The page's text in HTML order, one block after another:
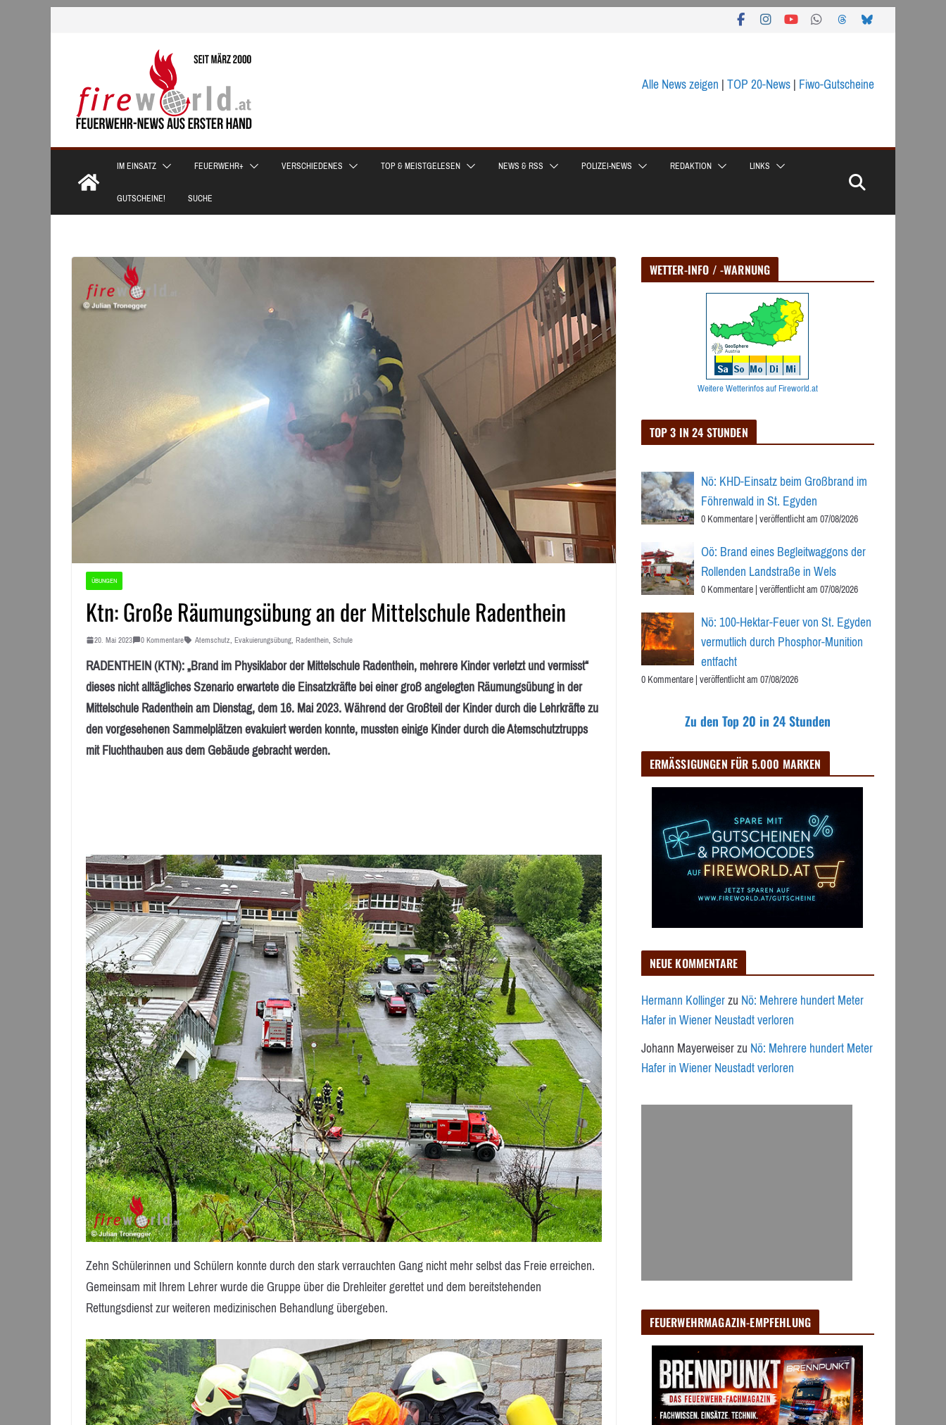
Alle News zeigen|TOP 20-News|Fiwo-Gutscheine
IM EINSATZ FEUERWEHR+ VERSCHIEDENES TOP & MEISTGELESEN NEWS & RSS POLIZEI-NEWS REDAKTION LINKS
GUTSCHEINE! SUCHE
ÜBUNGEN
Ktn: Große Räumungsübung an der Mittelschule Radenthein
20. Mai 2023 0 Kommentare Atemschutz, Evakuierungsübung, Radenthein, Schule
RADENTHEIN (KTN): „Brand im Physiklabor der Mittelschule Radenthein, mehrere Kinder verletzt und vermisst“
dieses nicht alltägliches Szenario erwartete die Einsatzkräfte bei einer groß angelegten Räumungsübung in der
Mittelschule Radenthein am Dienstag, dem 16. Mai 2023. Während der Großteil der Kinder durch die Lehrkräfte zu
den vorgesehenen Sammelplätzen evakuiert werden konnte, mussten einige Kinder durch die Atemschutztrupps
mit Fluchthauben aus dem Gebäude gebracht werden.
Zehn Schülerinnen und Schülern konnte durch den stark verrauchten Gang nicht mehr selbst das Freie erreichen.
Gemeinsam mit Ihrem Lehrer wurde die Gruppe über die Drehleiter gerettet und dem bereitstehenden
Rettungsdienst zur weiteren medizinischen Behandlung übergeben.
WETTER-INFO / -WARNUNG
Weitere Wetterinfos auf Fireworld.at
TOP 3 IN 24 STUNDEN
Nö: KHD-Einsatz beim Großbrand im
Föhrenwald in St. Egyden
0 Kommentare|veröffentlicht am 07/08/2026
Oö: Brand eines Begleitwaggons der
Rollenden Landstraße in Wels
0 Kommentare|veröffentlicht am 07/08/2026
Nö: 100-Hektar-Feuer von St. Egyden
vermutlich durch Phosphor-Munition
entfacht
0 Kommentare|veröffentlicht am 07/08/2026
Zu den Top 20 in 24 Stunden
ERMÄSSIGUNGEN FÜR 5.000 MARKEN
NEUE KOMMENTARE
Hermann KollingerzuNö: Mehrere hundert Meter
Hafer in Wiener Neustadt verloren
Johann MayerweiserzuNö: Mehrere hundert Meter
Hafer in Wiener Neustadt verloren
FEUERWEHRMAGAZIN-EMPFEHLUNG